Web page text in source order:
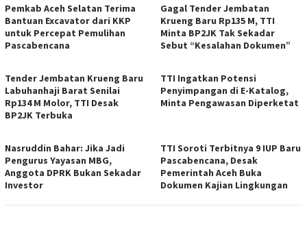
Pemkab Aceh Selatan Terima
Bantuan Excavator dari KKP
untuk Percepat Pemulihan
Pascabencana
Gagal Tender Jembatan
Krueng Baru Rp135 M, TTI
Minta BP2JK Tak Sekadar
Sebut “Kesalahan Dokumen”
Tender Jembatan Krueng Baru
Labuhanhaji Barat Senilai
Rp134 M Molor, TTI Desak
BP2JK Terbuka
TTI Ingatkan Potensi
Penyimpangan di E-Katalog,
Minta Pengawasan Diperketat
Nasruddin Bahar: Jika Jadi
Pengurus Yayasan MBG,
Anggota DPRK Bukan Sekadar
Investor
TTI Soroti Terbitnya 9 IUP Baru
Pascabencana, Desak
Pemerintah Aceh Buka
Dokumen Kajian Lingkungan